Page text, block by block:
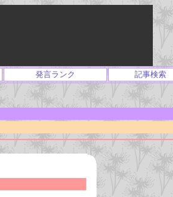
発言ランク 記事検索